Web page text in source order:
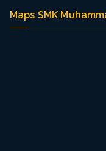
Maps SMK